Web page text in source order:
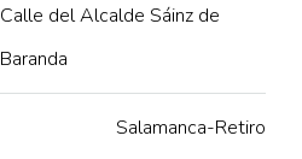
Calle del Alcalde Sáinz de
Baranda
Salamanca-Retiro